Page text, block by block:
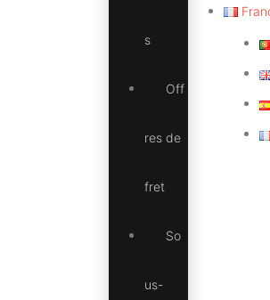
s
Off
res de
fret
So
us-